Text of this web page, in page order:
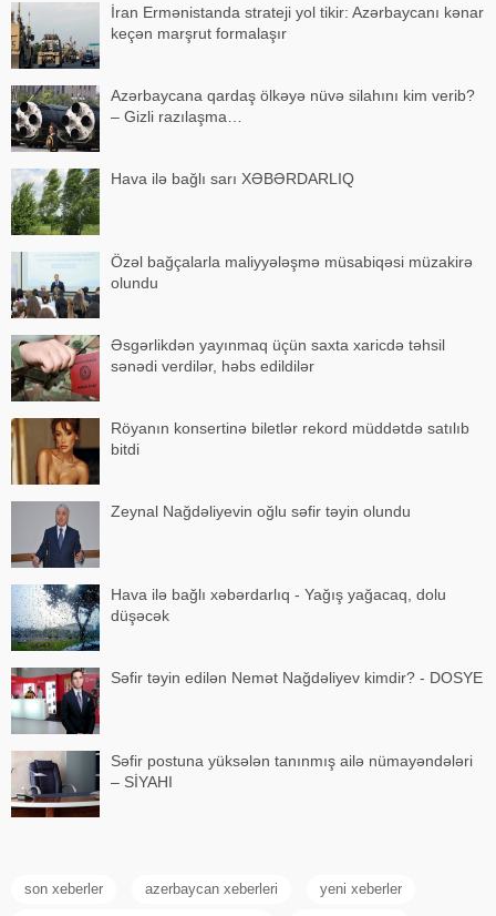
İran Ermənistanda strateji yol tikir: Azərbaycanı kənar
keçən marşrut formalaşır
Azərbaycana qardaş ölkəyə nüvə silahını kim verib?
– Gizli razılaşma…
Hava ilə bağlı sarı XƏBƏRDARLIQ
Özəl bağçalarla maliyyələşmə müsabiqəsi müzakirə
olundu
Əsgərlikdən yayınmaq üçün saxta xaricdə təhsil
sənədi verdilər, həbs edildilər
Röyanın konsertinə biletlər rekord müddətdə satılıb
bitdi
Zeynal Nağdəliyevin oğlu səfir təyin olundu
Hava ilə bağlı xəbərdarlıq - Yağış yağacaq, dolu
düşəcək
Səfir təyin edilən Nemət Nağdəliyev kimdir? - DOSYE
Səfir postuna yüksələn tanınmış ailə nümayəndələri
– SİYAHI
son xeberler azerbaycan xeberleri yeni xeberler